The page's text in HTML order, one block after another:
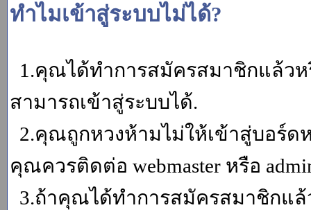
ทำไมเข้าสู่ระบบไม่ได้?
1.คุณได้ทำการสมัครสมาชิกแล้ว
สามารถเข้าสู่ระบบได้.
2.คุณถูกหวงห้ามไม่ให้เข้าสู่บอร์ด
คุณควรติดต่อ webmaster หรือ
3.ถ้าคุณได้ทำการสมัครสมาชิกแ